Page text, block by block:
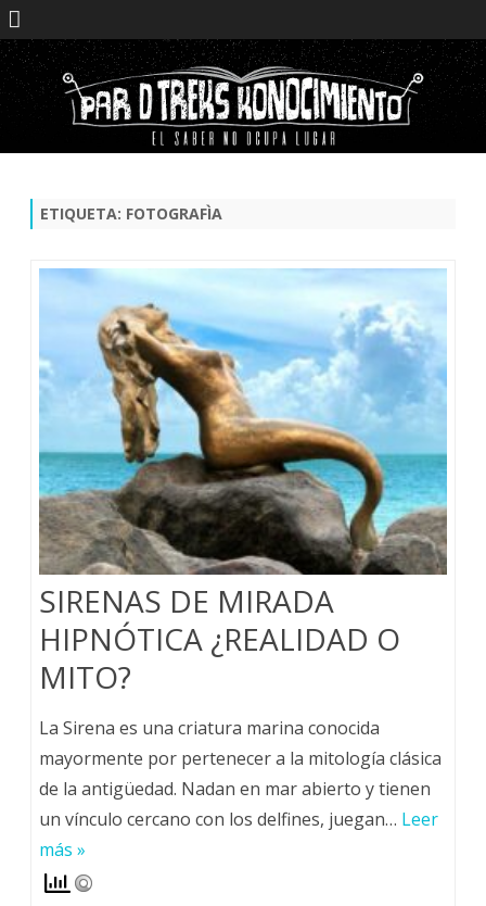
Saltar
ETIQUETA: FOTOGRAFÌA
SIRENAS DE MIRADA
HIPNÓTICA ¿REALIDAD O
MITO?
La Sirena es una criatura marina conocida
mayormente por pertenecer a la mitología clásica
de la antigüedad. Nadan en mar abierto y tienen
un vínculo cercano con los delfines, juegan… Leer
más »